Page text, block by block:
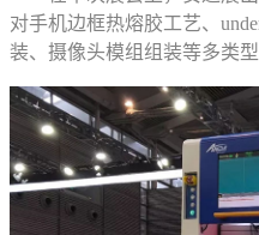
对手机边框热熔胶工艺、
装、摄像头模组组装等多类型